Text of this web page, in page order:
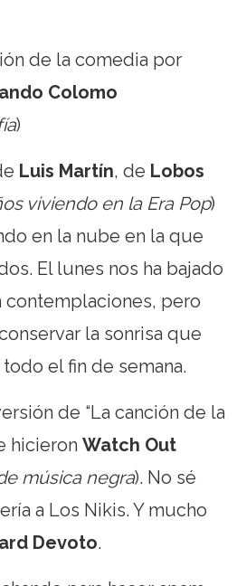
de la comedia por
Colomo
)
Luis Martín, de Lobos
viviendo en la Era Pop)
en la nube en la que
El lunes nos ha bajado
contemplaciones, pero
la sonrisa que
el fin de semana.
de “La canción de la
hicieronWatch Out
música negra). No sé
a Los Nikis. Y mucho
Devoto.